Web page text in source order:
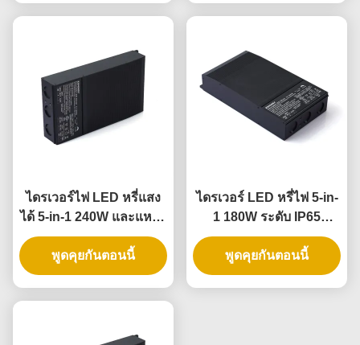
ไดรเวอร์ไฟ LED หรี่แสง
ได้ 5-in-1 240W และแหล่ง
จ่ายไฟ LED หรี่แสงได้,
ระดับ IP65
พูดคุยกันตอนนี้
ไดรเวอร์ LED หรี่ไฟ 5-in-
1 180W ระดับ IP65
สำหรับใช้งานภายนอก
และภายในอาคาร
พูดคุยกันตอนนี้